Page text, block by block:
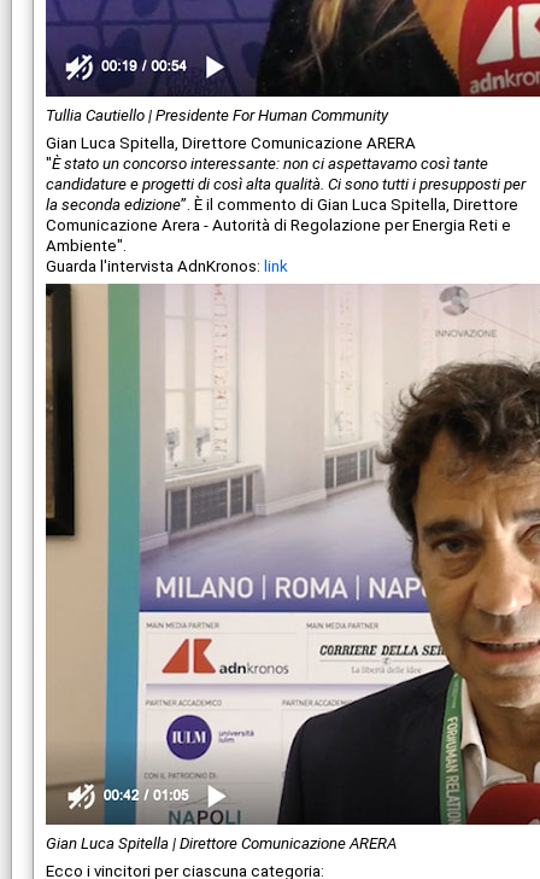
Tullia Cautiello | Presidente For Human Community
Gian Luca Spitella, Direttore Comunicazione ARERA
"È stato un concorso interessante: non ci aspettavamo così tante
candidature e progetti di così alta qualità. Ci sono tutti i presupposti per
la seconda edizione”. È il commento di Gian Luca Spitella, Direttore
Comunicazione Arera - Autorità di Regolazione per Energia Reti e
Ambiente".
Guarda l'intervista AdnKronos: link
Gian Luca Spitella | Direttore Comunicazione ARERA
Ecco i vincitori per ciascuna categoria: